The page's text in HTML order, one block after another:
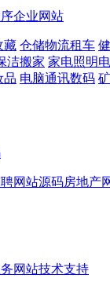
企业网站
藏 仓储物流租车
洁搬家 家电照明
品 电脑通讯数码
网站源码房地产
网站技术支持